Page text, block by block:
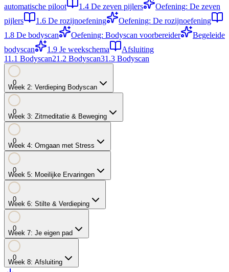
automatische piloot
1.4 De zeven pijlers
Oefening: De zeven
pijlers
1.6 De rozijnoefening
Oefening: De rozijnoefening
1.8 De bodyscan Oefening: Bodyscan voorbereider
Begeleide
bodyscan
1.9 Je weekschema
Afsluiting
11.1 Bodyscan21.2 Bodyscan31.3 Bodyscan
0
Week 2: Verdieping Bodyscan
0
Week 3: Zitmeditatie & Beweging
0
Week 4: Omgaan met Stress
0
Week 5: Moeilijke Ervaringen
0
Week 6: Stilte & Verdieping
0
Week 7: Je eigen pad
0
Week 8: Afsluiting